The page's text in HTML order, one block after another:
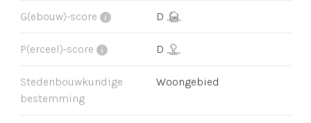
G(ebouw)-score D
P(erceel)-score D
Stedenbouwkundige
bestemming
Woongebied